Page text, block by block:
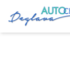
Главная Услуги